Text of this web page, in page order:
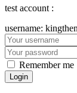
test account :
username:
Remember me